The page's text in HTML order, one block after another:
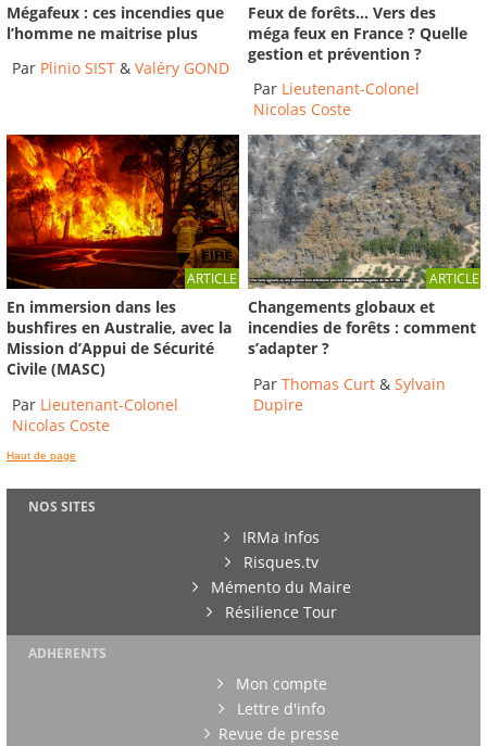
Mégafeux : ces incendies que
l’homme ne maitrise plus
Par Plinio SIST & Valéry GOND
Feux de forêts… Vers des
méga feux en France ? Quelle
gestion et prévention ?
Par Lieutenant-Colonel
Nicolas Coste
ARTICLE
En immersion dans les
bushfires en Australie, avec la
Mission d’Appui de Sécurité
Civile (MASC)
Par Lieutenant-Colonel
Nicolas Coste
ARTICLE
Changements globaux et
incendies de forêts : comment
s’adapter ?
ParThomas Curt &Sylvain
Dupire
Haut de page
NOS SITES
IRMa Infos
Risques.tv
Mémento du Maire
Résilience Tour
ADHERENTS
Mon compte
Lettre d'info
Revue de presse